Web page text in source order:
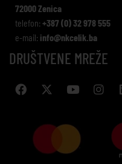
72000 Zenica
telefon: +387 (0) 32 978 555
e-mail: info@nkcelik.ba
DRUŠTVENE MREŽE